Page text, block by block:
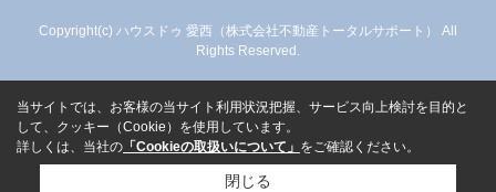
Copyright(c) ハウスドゥ 愛西（株式会社不動産トータルサポート） All
Rights Reserved.
当サイトでは、お客様の当サイト利用状況把握、サービス向上検討を目的と
して、クッキー（Cookie）を使用しています。
詳しくは、当社の 「Cookieの取扱いについて」 をご確認ください。
閉じる